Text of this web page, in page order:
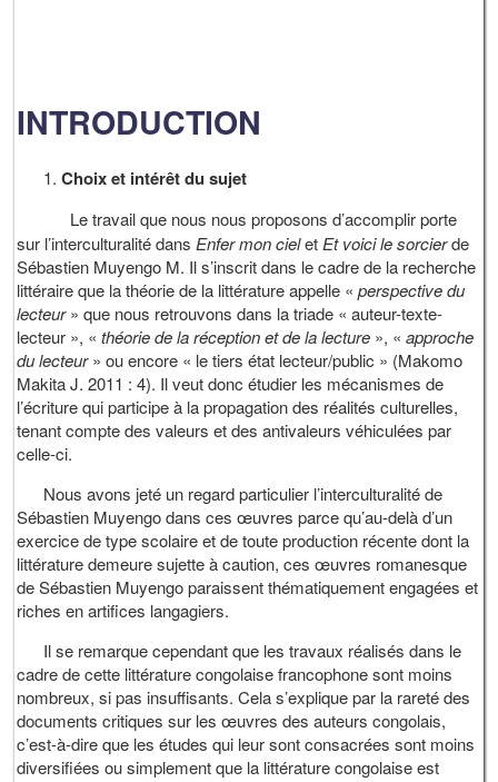
INTRODUCTION
Choix et intérêt du sujet
Le travail que nous nous proposons d’accomplir porte
sur l’interculturalité dans Enfer mon cielet Et voici le sorcierde
Sébastien Muyengo M. Il s’inscrit dans le cadre de la recherche
littéraire que la théorie de la littérature appelle «perspective du
lecteur» que nous retrouvons dans la triade « auteur-texte-
lecteur », «théorie de la réception et de la lecture », «approche
du lecteur» ou encore « le tiers état lecteur/public » (Makomo
Makita J. 2011 : 4). Il veut donc étudier les mécanismes de
l’écriture qui participe à la propagation des réalités culturelles,
tenant compte des valeurs et des antivaleurs véhiculées par
celle-ci.
Nous avons jeté un regard particulier l’interculturalité de
Sébastien Muyengo dans ces œuvres parce qu’au-delà d’un
exercice de type scolaire et de toute production récente dont la
littérature demeure sujette à caution, ces œuvres romanesque
de Sébastien Muyengo paraissent thématiquement engagées et
riches en artifices langagiers.
Il se remarque cependant que les travaux réalisés dans le
cadre de cette littérature congolaise francophone sont moins
nombreux, si pas insuffisants. Cela s’explique par la rareté des
documents critiques sur les œuvres des auteurs congolais,
c’est-à-dire que les études qui leur sont consacrées sont moins
diversifiées ou simplement que la littérature congolaise est